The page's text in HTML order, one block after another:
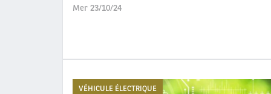
Mer 23/10/24
VÉHICULE ÉLECTRIQUE